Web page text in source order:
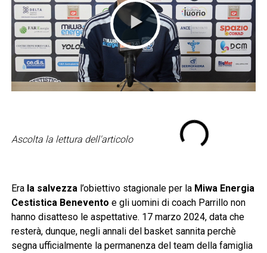
Ascolta la lettura dell'articolo
Era la salvezzal’obiettivo stagionale per la Miwa Energia
Cestistica Benevento e gli uomini di coach Parrillo non
hanno disatteso le aspettative. 17 marzo 2024, data che
resterà, dunque, negli annali del basket sannita perchè
segna ufficialmente la permanenza del team della famiglia